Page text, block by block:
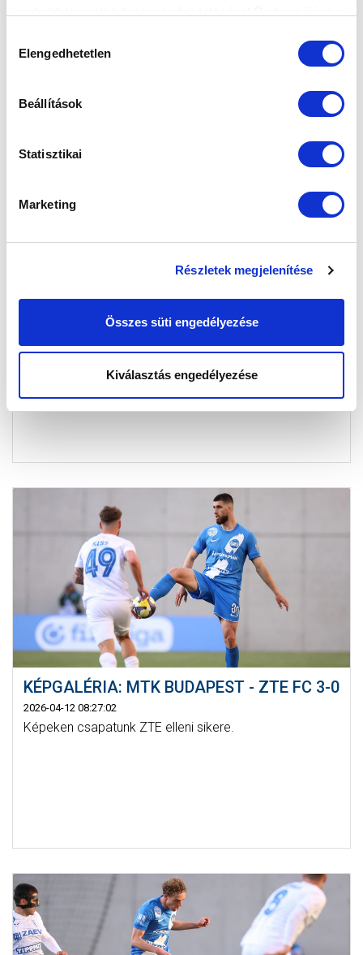
kiválasztása
Elengedhetetlen
Beállítások
Statisztikai
Marketing
Részletek megjelenítése
Összes süti engedélyezése
Kiválasztás engedélyezése
GYŐZELEM A PÁLYÁN, ÉLMÉNY EGY
ÉLETRE (VIDEÓ)
április 2-i Autizmus Világnapja alkalmából szervezett
programsorozat j...
KÉPGALÉRIA: MTK BUDAPEST - ZTE FC 3-0
2026-04-12 08:27:02
Képeken csapatunk ZTE elleni sikere.